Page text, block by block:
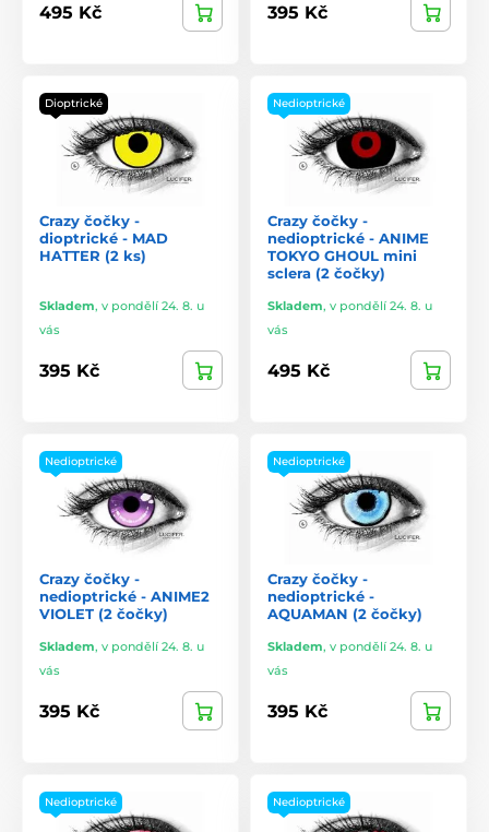
495 Kč 395 Kč
Dioptrické
Crazy čočky -
dioptrické - MAD
HATTER (2 ks)
Skladem, v pondělí 24. 8. u
vás
395 Kč
Nedioptrické
Crazy čočky -
nedioptrické - ANIME
TOKYO GHOUL mini
sclera (2 čočky)
Skladem, v pondělí 24. 8. u
vás
495 Kč
Nedioptrické
Crazy čočky -
nedioptrické - ANIME2
VIOLET (2 čočky)
Skladem, v pondělí 24. 8. u
vás
395 Kč
Nedioptrické
Crazy čočky -
nedioptrické -
AQUAMAN (2 čočky)
Skladem, v pondělí 24. 8. u
vás
395 Kč
Nedioptrické Nedioptrické